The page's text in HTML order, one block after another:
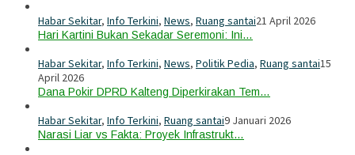
Habar Sekitar, Info Terkini, News, Ruang santai21 April 2026
Hari Kartini Bukan Sekadar Seremoni: Ini…
Habar Sekitar, Info Terkini, News, Politik Pedia, Ruang santai15
April 2026
Dana Pokir DPRD Kalteng Diperkirakan Tem…
Habar Sekitar, Info Terkini, Ruang santai9 Januari 2026
Narasi Liar vs Fakta: Proyek Infrastrukt…